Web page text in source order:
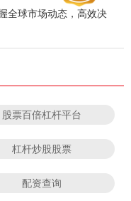
全球市场动态，高效决
股票百倍杠杆平台
杠杆炒股股票
配资查询